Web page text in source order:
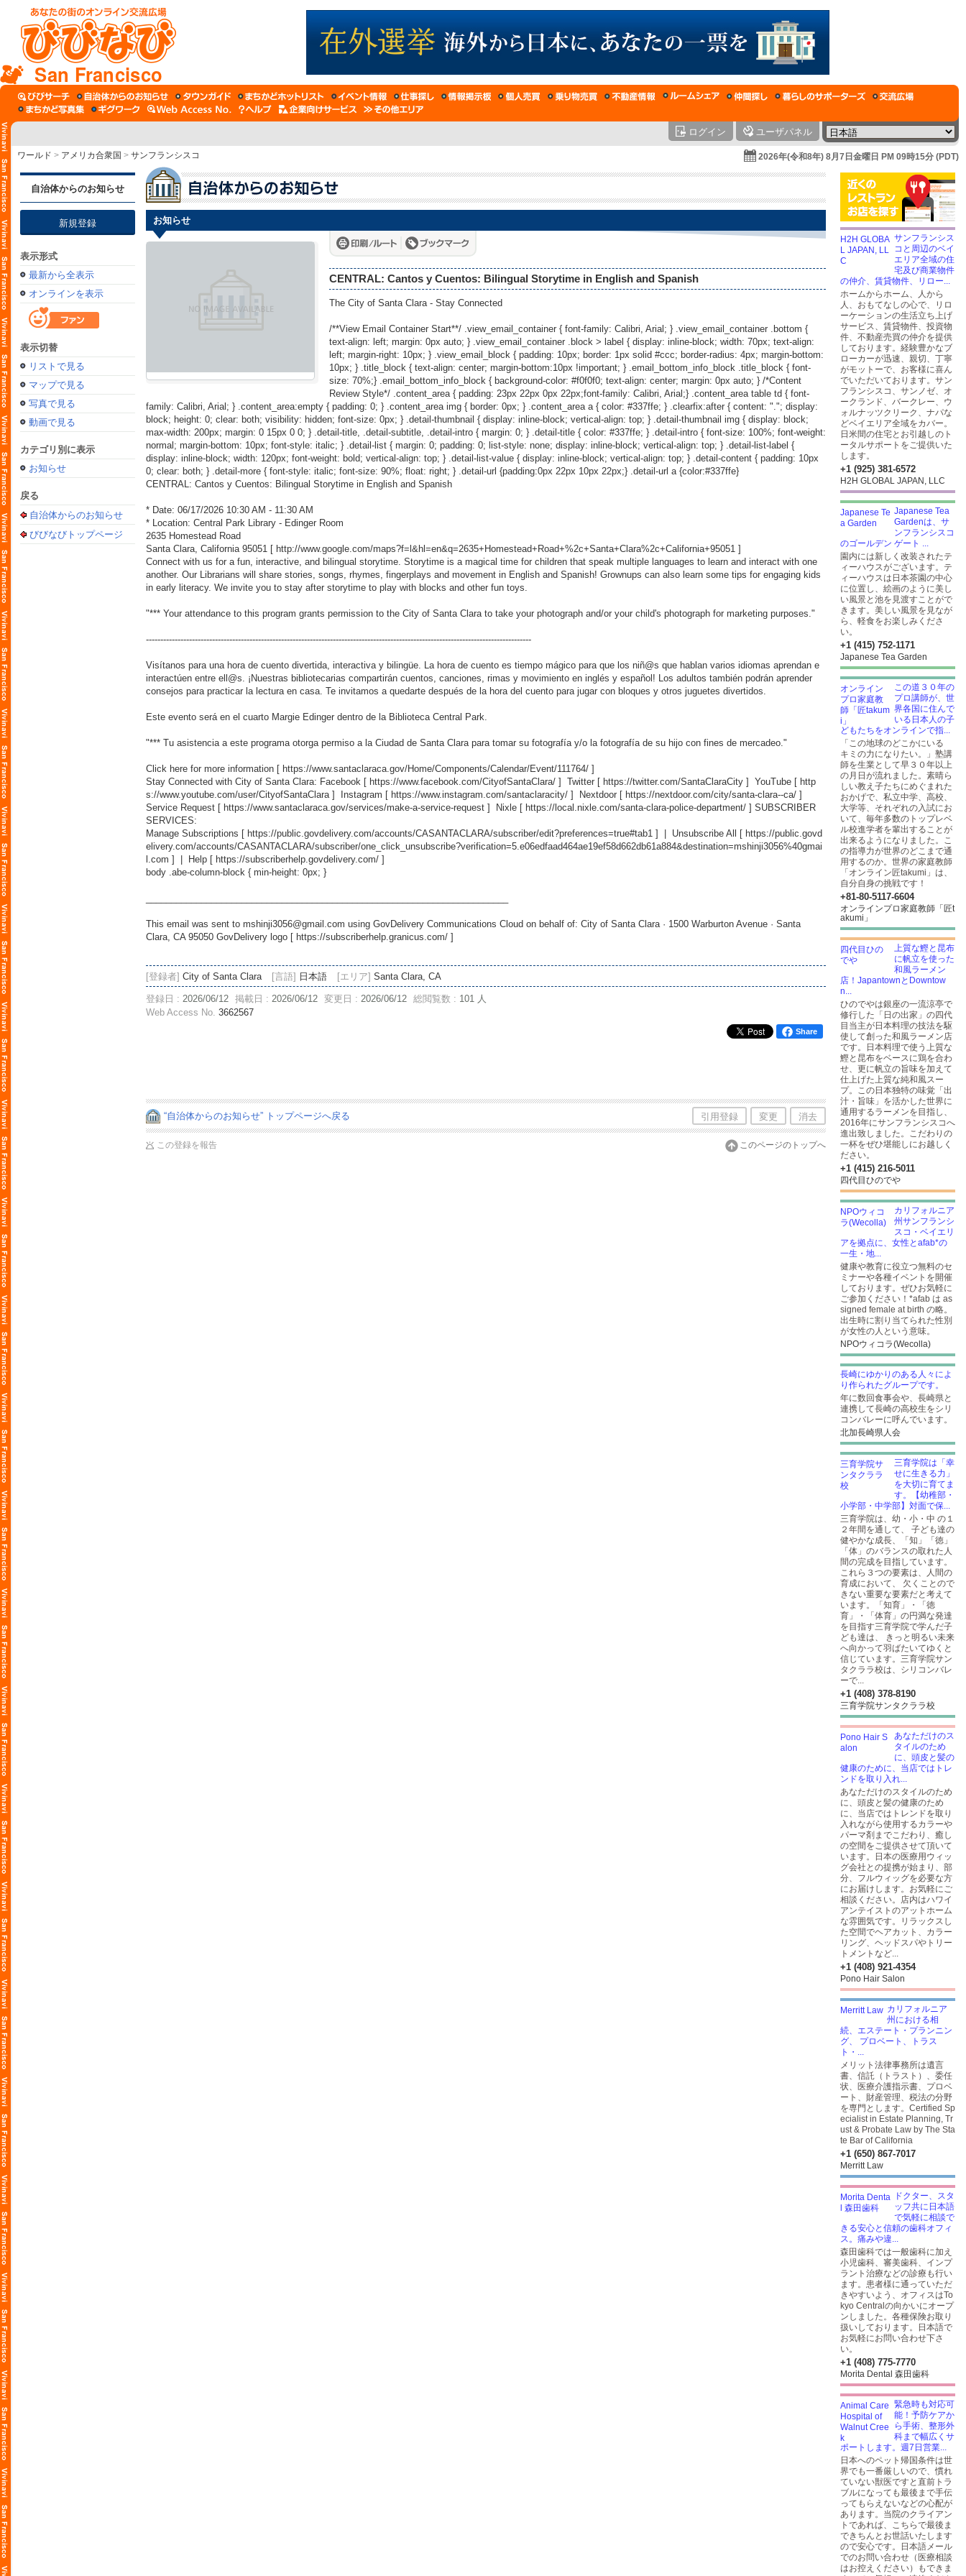
San Francisco
ログイン ユーザパネル
ワールド > アメリカ合衆国 > サンフランシスコ 2026年(令和8年) 8月7日金曜日 PM 09時15分 (PDT)
自治体からのお知らせ
新規登録
表示形式
最新から全表示
オンラインを表示
表示切替
リストで見る
マップで見る
写真で見る
動画で見る
カテゴリ別に表示
お知らせ
戻る
自治体からのお知らせ
びびなびトップページ
お知らせ
CENTRAL: Cantos y Cuentos: Bilingual Storytime in English and Spanish
The City of Santa Clara - Stay Connected
/**View Email Container Start**/ .view_email_container { font-family: Calibri, Arial; } .view_email_container .bottom {
text-align: left; margin: 0px auto; } .view_email_container .block > label { display: inline-block; width: 70px; text-align:
left; margin-right: 10px; } .view_email_block { padding: 10px; border: 1px solid #ccc; border-radius: 4px; margin-bottom:
10px; } .title_block { text-align: center; margin-bottom:10px !important; } .email_bottom_info_block .title_block { font-
size: 70%;} .email_bottom_info_block { background-color: #f0f0f0; text-align: center; margin: 0px auto; } /*Content
Review Style*/ .content_area { padding: 23px 22px 0px 22px;font-family: Calibri, Arial;} .content_area table td { font-
family: Calibri, Arial; } .content_area:empty { padding: 0; } .content_area img { border: 0px; } .content_area a { color: #337ffe; } .clearfix:after { content: "."; display:
block; height: 0; clear: both; visibility: hidden; font-size: 0px; } .detail-thumbnail { display: inline-block; vertical-align: top; } .detail-thumbnail img { display: block;
max-width: 200px; margin: 0 15px 0 0; } .detail-title, .detail-subtitle, .detail-intro { margin: 0; } .detail-title { color: #337ffe; } .detail-intro { font-size: 100%; font-weight:
normal; margin-bottom: 10px; font-style: italic; } .detail-list { margin: 0; padding: 0; list-style: none; display: inline-block; vertical-align: top; } .detail-list-label {
display: inline-block; width: 120px; font-weight: bold; vertical-align: top; } .detail-list-value { display: inline-block; vertical-align: top; } .detail-content { padding: 10px
0; clear: both; } .detail-more { font-style: italic; font-size: 90%; float: right; } .detail-url {padding:0px 22px 10px 22px;} .detail-url a {color:#337ffe}
CENTRAL: Cantos y Cuentos: Bilingual Storytime in English and Spanish
* Date: 06/17/2026 10:30 AM - 11:30 AM
* Location: Central Park Library - Edinger Room
2635 Homestead Road
Santa Clara, California 95051 [ http://www.google.com/maps?f=l&hl=en&q=2635+Homestead+Road+%2c+Santa+Clara%2c+California+95051 ]
Connect with us for a fun, interactive, and bilingual storytime. Storytime is a magical time for children that speak multiple languages to learn and interact with one
another. Our Librarians will share stories, songs, rhymes, fingerplays and movement in English and Spanish! Grownups can also learn some tips for engaging kids
in early literacy. We invite you to stay after storytime to play with blocks and other fun toys.
"*** Your attendance to this program grants permission to the City of Santa Clara to take your photograph and/or your child's photograph for marketing purposes."
--------------------------------------------------------------------------------------------------------------------------------------
Visítanos para una hora de cuento divertida, interactiva y bilingüe. La hora de cuento es tiempo mágico para que los niñ@s que hablan varios idiomas aprendan e
interactúen entre ell@s. ¡Nuestras bibliotecarias compartirán cuentos, canciones, rimas y movimiento en inglés y español! Los adultos también podrán aprender
consejos para practicar la lectura en casa. Te invitamos a quedarte después de la hora del cuento para jugar con bloques y otros juguetes divertidos.
Este evento será en el cuarto Margie Edinger dentro de la Biblioteca Central Park.
"*** Tu asistencia a este programa otorga permiso a la Ciudad de Santa Clara para tomar su fotografía y/o la fotografía de su hijo con fines de mercadeo."
Click here for more information [ https://www.santaclaraca.gov/Home/Components/Calendar/Event/111764/ ]
Stay Connected with City of Santa Clara: Facebook [ https://www.facebook.com/CityofSantaClara/ ] Twitter [ https://twitter.com/SantaClaraCity ] YouTube [ http
s://www.youtube.com/user/CityofSantaClara] Instagram [ https://www.instagram.com/santaclaracity/ ] Nextdoor [ https://nextdoor.com/city/santa-clara--ca/ ]
Service Request [ https://www.santaclaraca.gov/services/make-a-service-request ] Nixle [ https://local.nixle.com/santa-clara-police-department/ ] SUBSCRIBER
SERVICES:
Manage Subscriptions [ https://public.govdelivery.com/accounts/CASANTACLARA/subscriber/edit?preferences=true#tab1 ] | Unsubscribe All [ https://public.govd
elivery.com/accounts/CASANTACLARA/subscriber/one_click_unsubscribe?verification=5.e06edfaad464ae19ef58d662db61a884&destination=mshinji3056%40gmai
l.com ] | Help [ https://subscriberhelp.govdelivery.com/ ]
body .abe-column-block { min-height: 0px; }
This email was sent to mshinji3056@gmail.com using GovDelivery Communications Cloud on behalf of: City of Santa Clara · 1500 Warburton Avenue · Santa
Clara, CA 95050 GovDelivery logo [ https://subscriberhelp.granicus.com/ ]
[登録者] City of Santa Clara [言語] 日本語 [エリア] Santa Clara, CA
登録日 : 2026/06/12 掲載日 : 2026/06/12 変更日 : 2026/06/12 総閲覧数 : 101 人
Web Access No. 3662567
Share
“自治体からのお知らせ” トップページへ戻る 引用登録 変更 消去
この登録を報告 このページのトップへ
サンフランシス
コと周辺のベイ
エリア全域の住
宅及び商業物件
の仲介、賃貸物件、リロー...
ホームからホーム、人から
人、おもてなしの心で、リロ
ーケーションの生活立ち上げ
サービス、賃貸物件、投資物
件、不動産売買の仲介を提供
しております。経験豊かなブ
ローカーが迅速、親切、丁寧
がモットーで、お客様に喜ん
でいただいております。サン
フランシスコ、サンノゼ、オ
ークランド、バークレー、ウ
ォルナッツクリーク、ナパな
どベイエリア全域をカバー。
日米間の住宅とお引越しのト
ータルサポートをご提供いた
します。
+1 (925) 381-6572
H2H GLOBAL JAPAN, LLC
Japanese Tea
Gardenは、サ
ンフランシスコ
のゴールデン ゲート ...
園内には新しく改装されたテ
ィーハウスがございます。テ
ィーハウスは日本茶園の中心
に位置し、絵画のように美し
い風景と池を見渡すことがで
きます。美しい風景を見なが
ら、軽食をお楽しみくださ
い。
+1 (415) 752-1171
Japanese Tea Garden
この道３０年の
プロ講師が、世
界各国に住んで
いる日本人の子
どもたちをオンラインで指...
「この地球のどこかにいる
キミの力になりたい。」塾講
師を生業として早３０年以上
の月日が流れました。素晴ら
しい教え子たちにめぐまれた
おかげで、私立中学、高校、
大学等、それぞれの入試にお
いて、毎年多数のトップレベ
ル校進学者を輩出することが
出来るようになりました。こ
の指導力が世界のどこまで通
用するのか。世界の家庭教師
「オンライン匠takumi」は、
自分自身の挑戦です！
+81-80-5117-6604
オンラインプロ家庭教師「匠t
akumi」
上質な鰹と昆布
に帆立を使った
和風ラーメン
店！JapantownとDowntow
n...
ひのでやは銀座の一流涼亭で
修行した「日の出家」の四代
目当主が日本料理の技法を駆
使して創った和風ラーメン店
です。日本料理で使う上質な
鰹と昆布をベースに鶏を合わ
せ、更に帆立の旨味を加えて
仕上げた上質な純和風スー
プ。この日本独特の味覚「出
汁・旨味」を活かした世界に
通用するラーメンを目指し、
2016年にサンフランシスコへ
進出致しました。こだわりの
一杯をぜひ堪能しにお越しく
ださい。
+1 (415) 216-5011
四代目ひのでや
カリフォルニア
州サンフランシ
スコ・ベイエリ
アを拠点に、女性とafab*の
一生・地...
健康や教育に役立つ無料のセ
ミナーや各種イベントを開催
しております。ぜひお気軽に
ご参加ください！*afab は as
signed female at birth の略。
出生時に割り当てられた性別
が女性の人という意味。
NPOウィコラ(Wecolla)
長崎にゆかりのある人々によ
り作られたグループです。
年に数回食事会や、長崎県と
連携して長崎の高校生をシリ
コンバレーに呼んでいます。
北加長崎県人会
三育学院は「幸
せに生きる力」
を大切に育てま
す。【幼稚部・
小学部・中学部】対面で保...
三育学院は、幼・小・中 の１
２年間を通して、 子ども達の
健やかな成長、「知」「徳」
「体」のバランスの取れた人
間の完成を目指しています。
これら３つの要素は、人間の
育成において、 欠くことので
きない重要な要素だと考えて
います。「知育」・「徳
育」・「体育」の円満な発達
を目指す三育学院で学んだ子
ども達は、 きっと明るい未来
へ向かって羽ばたいてゆくと
信じています。三育学院サン
タクララ校は、シリコンバレ
ーで...
+1 (408) 378-8190
三育学院サンタクララ校
あなただけのス
タイルのため
に、頭皮と髪の
健康のために、当店ではトレ
ンドを取り入れ...
あなただけのスタイルのため
に、頭皮と髪の健康のため
に、当店ではトレンドを取り
入れながら使用するカラーや
パーマ剤までこだわり、癒し
の空間をご提供させて頂いて
います。日本の医療用ウィッ
グ会社との提携が始まり、部
分、フルウィッグを必要な方
にお届けします。お気軽にご
相談ください。店内はハワイ
アンテイストのアットホーム
な雰囲気です。リラックスし
た空間でヘアカット、カラー
リング、ヘッドスパやトリー
トメントなど...
+1 (408) 921-4354
Pono Hair Salon
カリフォルニア
州における相
続、エステート・プランニン
グ、 プロベート、トラス
ト・...
メリット法律事務所は遺言
書、信託（トラスト）、委任
状、医療介護指示書、プロベ
ート、財産管理、税法の分野
を専門とします。Certified Sp
ecialist in Estate Planning, Tr
ust & Probate Law by The Sta
te Bar of California
+1 (650) 867-7017
Merritt Law
ドクター、スタ
ッフ共に日本語
で気軽に相談で
きる安心と信頼の歯科オフィ
ス。痛みや違...
森田歯科では一般歯科に加え
小児歯科、審美歯科、インプ
ラント治療などの診療も行い
ます。患者様に通っていただ
きやすいよう、オフィスはTo
kyo Centralの向かいにオープ
ンしました。各種保険お取り
扱いしております。日本語で
お気軽にお問い合わせ下さ
い。
+1 (408) 775-7770
Morita Dental 森田歯科
緊急時も対応可
能！予防ケアか
ら手術、整形外
科まで幅広くサ
ポートします。週7日営業...
日本へのペット帰国条件は世
界でも一番厳しいので、慣れ
ていない獣医ですと直前トラ
ブルになっても最後まで手伝
ってもらえないなどの心配が
あります。当院のクライアン
トであれば、こちらで最後ま
できちんとお世話いたします
ので安心です。日本語メール
でのお問い合わせ（医療相談
はお控えください）もできま